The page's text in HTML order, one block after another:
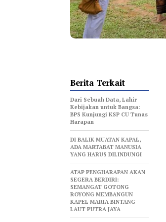
Berita Terkait
Dari Sebuah Data, Lahir
Kebijakan untuk Bangsa:
BPS Kunjungi KSP CU Tunas
Harapan
DI BALIK MUATAN KAPAL,
ADA MARTABAT MANUSIA
YANG HARUS DILINDUNGI
ATAP PENGHARAPAN AKAN
SEGERA BERDIRI:
SEMANGAT GOTONG
ROYONG MEMBANGUN
KAPEL MARIA BINTANG
LAUT PUTRA JAYA